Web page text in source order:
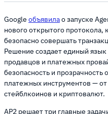
Google объявилао запуске
нового открытого
безопасно совершать
Решение создает единый
продавцов и платежных
безопасность и
платежных инструментов —
стейблкоинов и криптовалют.
AP2 решает три главные